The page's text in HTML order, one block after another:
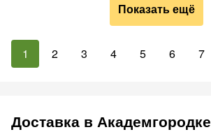
Показать ещё
1 2 3 4 5 6 7
Доставка в Академгородке